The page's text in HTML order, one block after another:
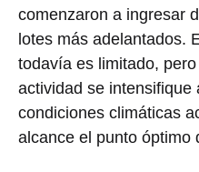
comenzaron a ingresar
lotes más adelantados.
todavía es limitado,
actividad se intensifique
condiciones climáticas
alcance el punto óptimo